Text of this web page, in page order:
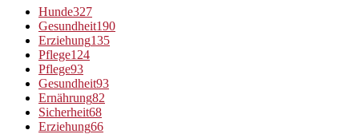
Hunde327
Gesundheit190
Erziehung135
Pflege124
Pflege93
Gesundheit93
Ernährung82
Sicherheit68
Erziehung66